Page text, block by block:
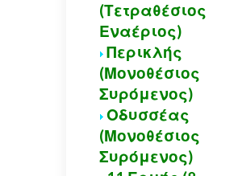
(Τετραθέσιος
Εναέριος)
Περικλής
(Μονοθέσιος
Συρόμενος)
Οδυσσέας
(Μονοθέσιος
Συρόμενος)